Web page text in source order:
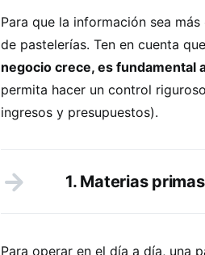
Para que la información sea
de pastelerías. Ten en cuenta que
negocio crece, es fundamental
permita hacer un control
ingresos y presupuestos).
1. Materias
Para operar en el día a día, una